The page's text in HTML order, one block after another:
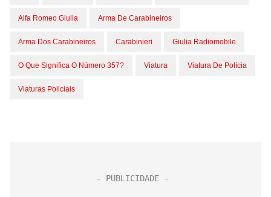
Alfa Romeo Giulia Arma De Carabineiros
Arma Dos Carabineiros Carabinieri Giulia Radiomobile
O Que Significa O Número 357? Viatura Viatura De Polícia
Viaturas Policiais